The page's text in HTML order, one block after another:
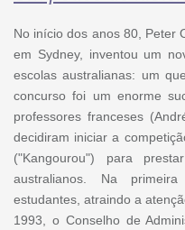
No início dos anos 80, Peter
em Sydney, inventou um
escolas australianas: um
concurso foi um enorme
professores franceses
decidiram iniciar a
("Kangourou") para
australianos. Na
estudantes, atraindo a
1993, o Conselho de